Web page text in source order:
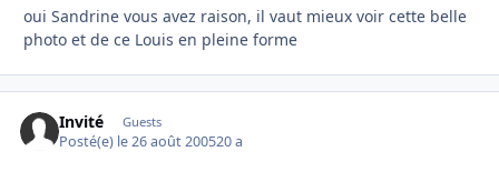
oui Sandrine vous avez raison, il vaut mieux voir cette belle
photo et de ce Louis en pleine forme
Invité Guests
Posté(e) le 26 août 200520 a